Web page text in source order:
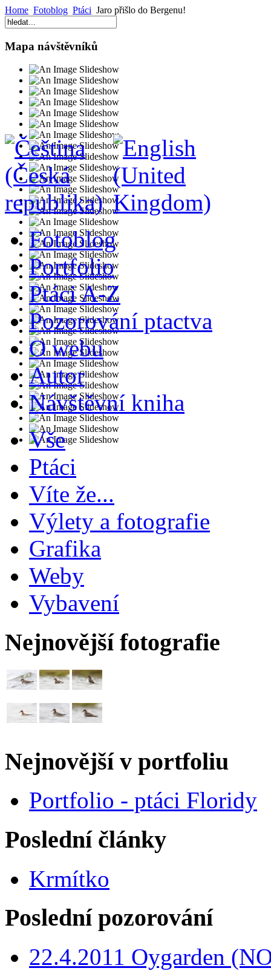
Home Fotoblog Ptáci Jaro přišlo do Bergenu!
Mapa návštěvníků
Fotoblog
Portfolio
Ptáci A-Z
Pozorování ptactva
O webu
Autor
Návštěvní kniha
Vše
Ptáci
Víte že...
Výlety a fotografie
Grafika
Weby
Vybavení
Nejnovější fotografie
Nejnovější v portfoliu
Portfolio - ptáci Floridy
Poslední články
Krmítko
Poslední pozorování
22.4.2011 Oygarden